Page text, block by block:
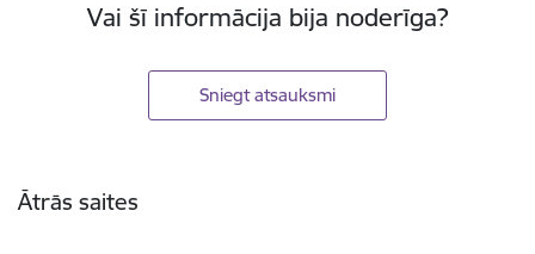
Vai šī informācija bija noderīga?
Sniegt atsauksmi
Ātrās saites